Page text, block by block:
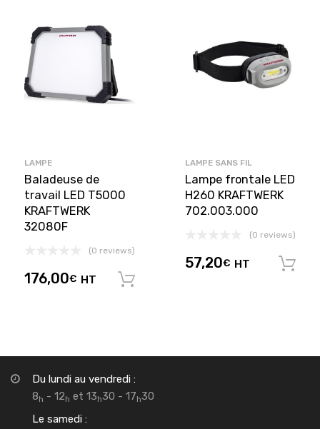
LAMPE
Baladeuse de
travail LED T5000
KRAFTWERK
32080F
(0 reviews)
176,00€ HT
LAMPE SANS FIL
Lampe frontale LED
H260 KRAFTWERK
702.003.000
(0 reviews)
57,20€ HT
Du lundi au vendredi :
8h - 12h et 13h30 - 17h30
Le samedi :